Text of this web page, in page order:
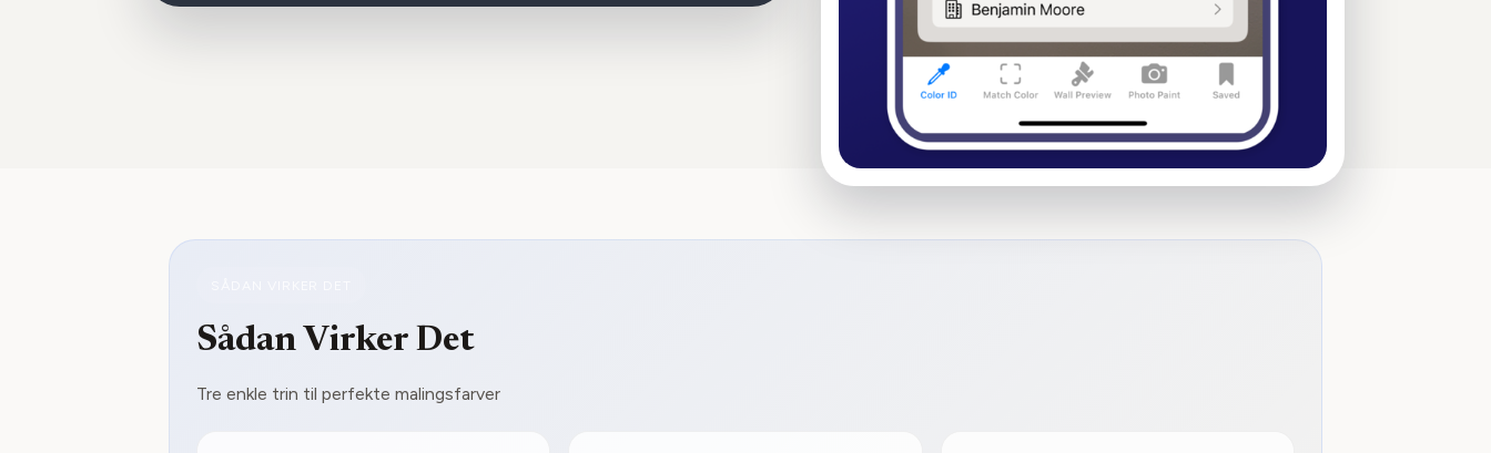
Sådan Virker Det
Tre enkle trin til perfekte malingsfarver